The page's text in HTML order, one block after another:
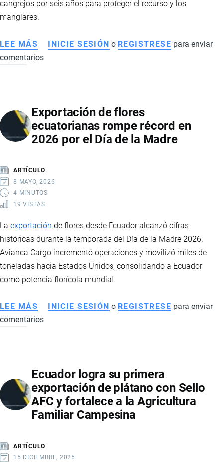
CAÍDA
cangrejos por seis años para proteger el recurso y los
manglares.
LEE MÁS SOBRE
ECUADOR
CANGREJOS
POR
SEIS
INICIE SESIÓN o REGISTRESE para enviar
comentarios
Exportación de flores
ecuatorianas rompe récord en
2026 por el Día de la Madre
ARTÍCULO
8 MAYO, 2026
4 MINUTOS
19 VISTAS
La exportación de flores desde Ecuador alcanzó cifras
históricas durante la temporada del Día de la Madre 2026.
Avianca Cargo incrementó operaciones y movilizó miles de
toneladas hacia Estados Unidos, consolidando a Ecuador
como potencia florícola mundial.
LEE MÁS SOBRE
EXPORTACIÓN
ROMPE
RÉCORD
EN
2026
DÍA
INICIE SESIÓN o REGISTRESE para enviar
comentarios
Ecuador logra su primera
exportación de plátano con Sello
AFC y fortalece a la Agricultura
Familiar Campesina
ARTÍCULO
15 DICIEMBRE, 2025